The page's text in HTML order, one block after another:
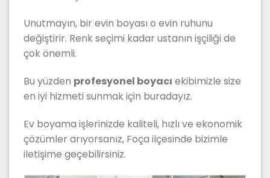
Unutmayın, bir evin boyası o evin ruhunu
değiştirir. Renk seçimi kadar ustanın işçiliği de
çok önemli.
Bu yüzden profesyonel boyacı ekibimizle size
en iyi hizmeti sunmak için buradayız.
Ev boyama işlerinizde kaliteli, hızlı ve ekonomik
çözümler arıyorsanız, Foça ilçesinde bizimle
iletişime geçebilirsiniz.